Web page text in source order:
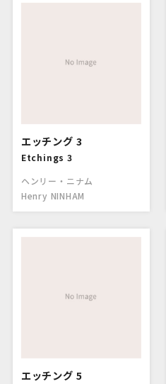
エッチング 3
Etchings 3
ヘンリー・ニナム
Henry NINHAM
エッチング 5